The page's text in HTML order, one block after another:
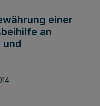
einer
an